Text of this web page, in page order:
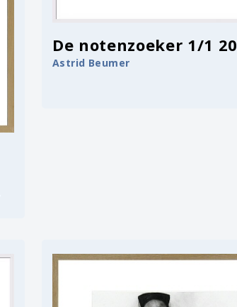
De notenzoeker 1/1
Astrid Beumer